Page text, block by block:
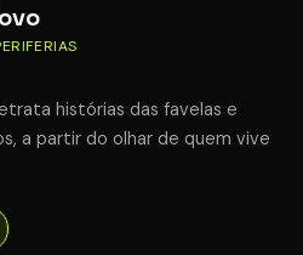
histórias das favelas e
a partir do olhar de quem vive